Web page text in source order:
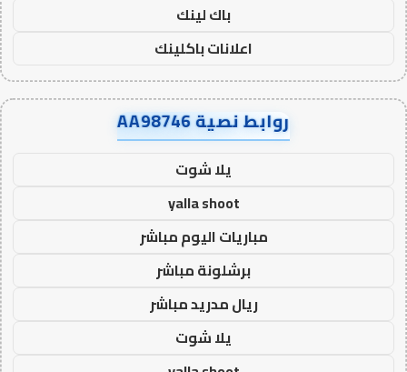
باك لينك
اعلانات باكلينك
روابط نصية AA98746
يلا شوت
yalla shoot
مباريات اليوم مباشر
برشلونة مباشر
ريال مدريد مباشر
يلا شوت